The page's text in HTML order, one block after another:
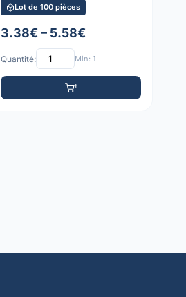
Lot de 100 pièces
3.38€ – 5.58€
Quantité: Min: 1